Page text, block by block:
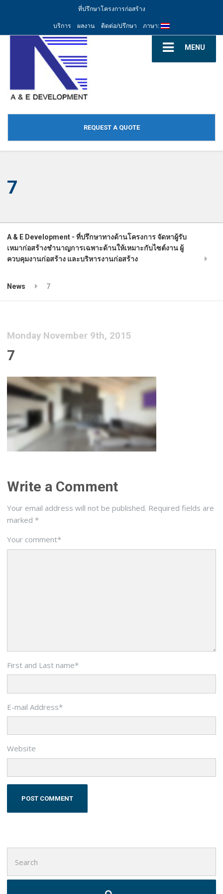
ที่ปรึกษาโครงการก่อสร้าง
บริการ
ผลงาน ติดต่อ/ปรึกษา ภาษา:
MENU
REQUEST A QUOTE
7
A & E Development - ที่ปรึกษาทางด้านโครงการ จัดหาผู้รับ
เหมาก่อสร้างชำนาญการเฉพาะด้านให้เหมาะกับไซต์งาน ผู้
ควบคุมงานก่อสร้าง และบริหารงานก่อสร้าง
News 7
Monday November 9th, 2015
7
Write a Comment
Your email address will not be published. Required fields are
marked *
Your comment*
First and Last name*
E-mail Address*
Website
for: